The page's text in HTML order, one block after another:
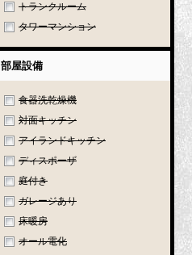
トランクルーム
タワーマンション
部屋設備
食器洗乾燥機
対面キッチン
アイランドキッチン
ディスポーザ
庭付き
ガレージあり
床暖房
オール電化